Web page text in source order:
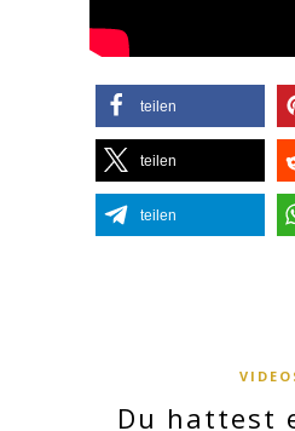
teilen
teilen
teilen
Du hattest